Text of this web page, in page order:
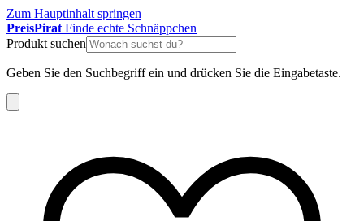
Zum Hauptinhalt springen
PreisPirat Finde echte Schnäppchen
Produkt suchen
Geben Sie den Suchbegriff ein und drücken Sie die Eingabetaste.